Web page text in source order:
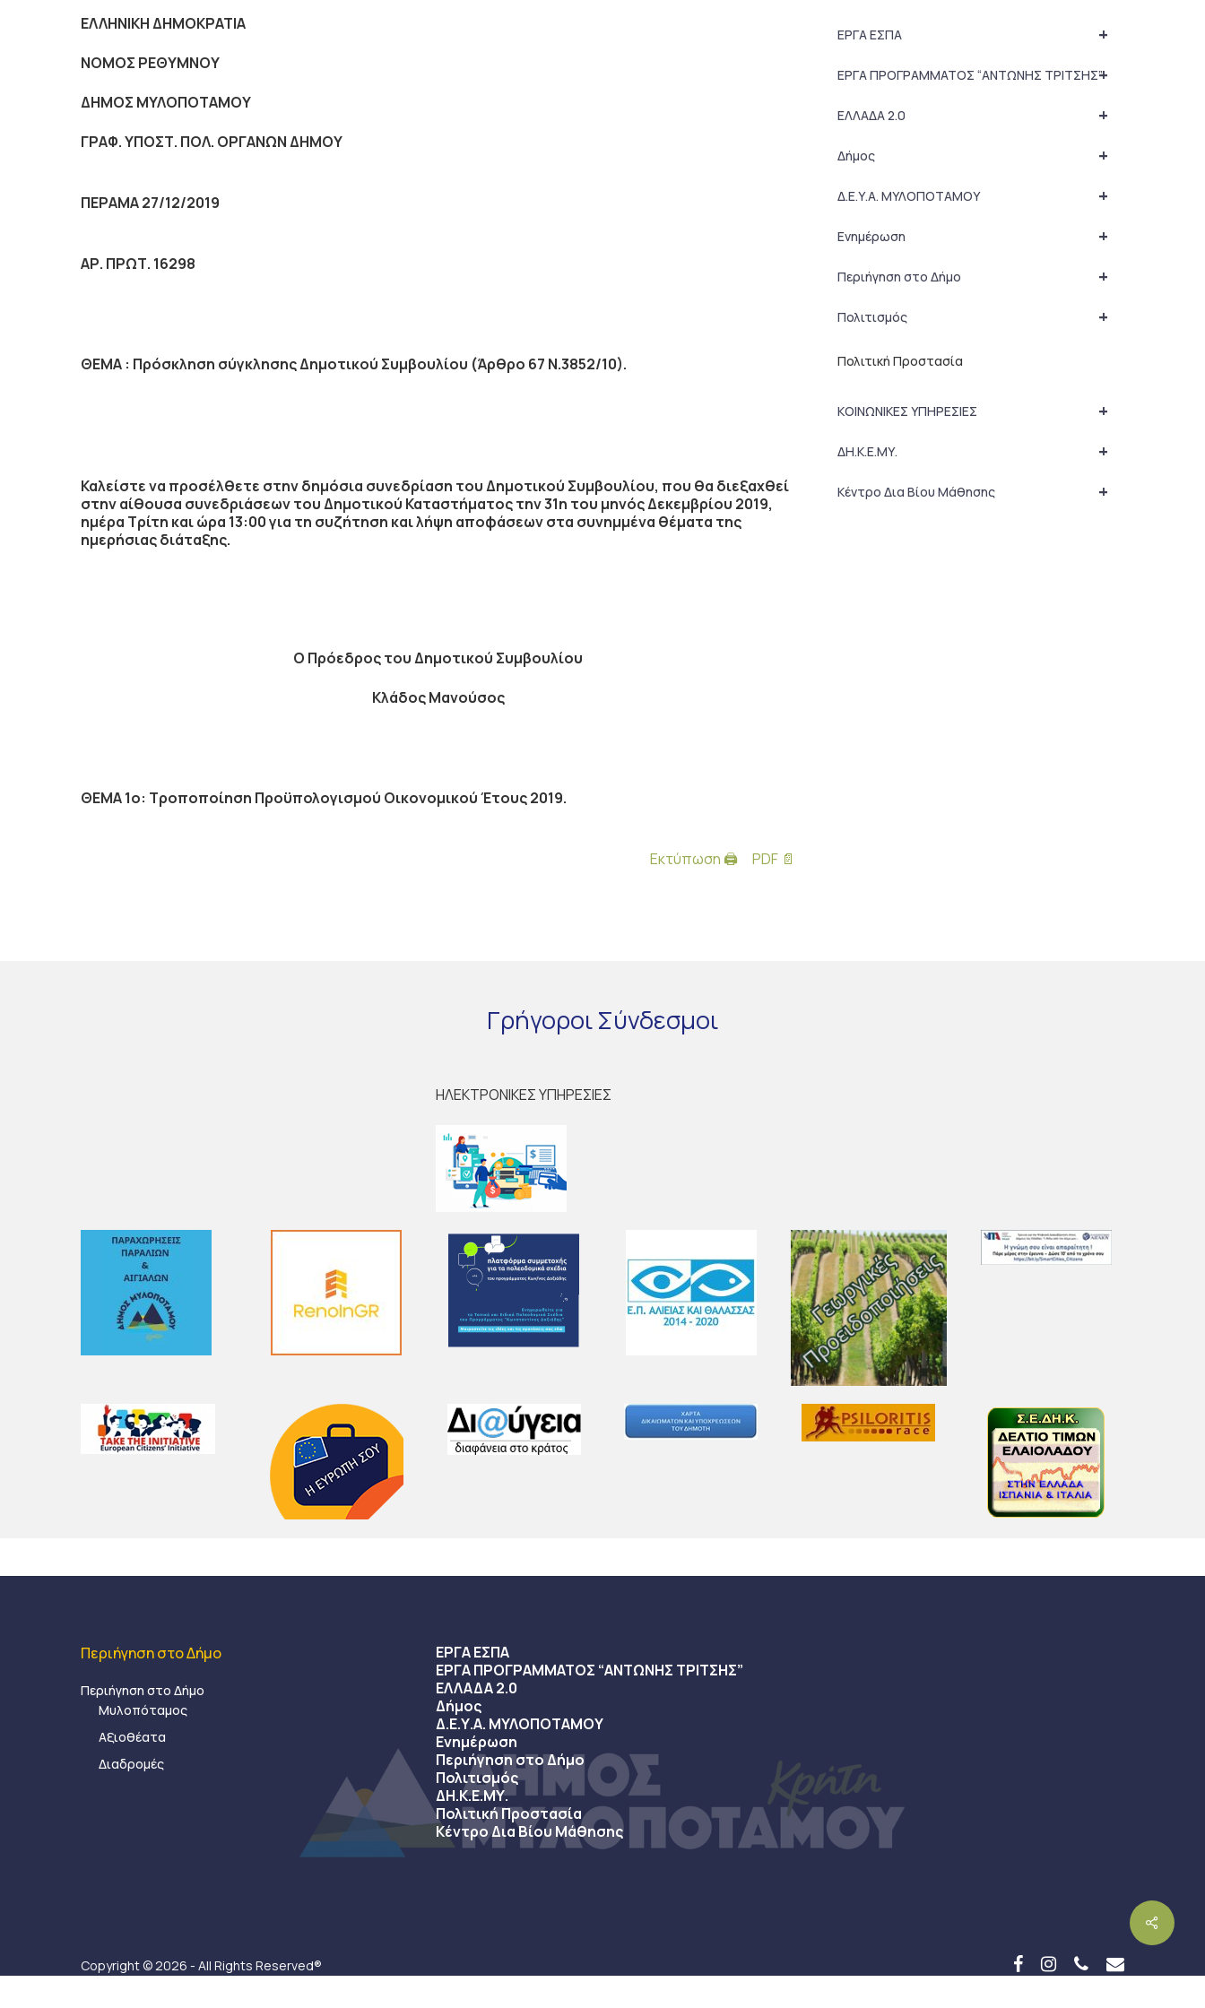
ΕΛΛΗΝΙΚΗ ΔΗΜΟΚΡΑΤΙΑ
NOMOΣ ΡΕΘΥΜΝΟΥ
ΔΗΜΟΣ ΜΥΛΟΠΟΤΑΜΟΥ
ΓΡΑΦ. ΥΠΟΣΤ. ΠΟΛ. ΟΡΓΑΝΩΝ ΔΗΜΟΥ
ΠΕΡΑΜΑ 27/12/2019
ΑΡ. ΠΡΩΤ. 16298
ΘΕΜΑ : Πρόσκληση σύγκλησης Δημοτικού Συμβουλίου (Άρθρο 67 Ν.3852/10).
Καλείστε να προσέλθετε στην δημόσια συνεδρίαση του Δημοτικού Συμβουλίου, που θα διεξαχθεί
στην αίθουσα συνεδριάσεων του Δημοτικού Καταστήματος την31η του μηνόςΔεκεμβρίου 2019,
ημέρα Τρίτη και ώρα 13:00για τη συζήτηση και λήψη αποφάσεων στα συνημμένα θέματα της
ημερήσιας διάταξης.
Ο Πρόεδρος του Δημοτικού Συμβουλίου
Κλάδος Μανούσος
ΘΕΜΑ 1ο: Τροποποίηση Προϋπολογισμού Οικονομικού Έτους 2019.
Εκτύπωση 🖨 PDF 📄
+
ΕΡΓΑ ΕΣΠΑ
+
ΕΡΓΑ ΠΡΟΓΡΑΜΜΑΤΟΣ “ΑΝΤΩΝΗΣ ΤΡΙΤΣΗΣ”
+
ΕΛΛΑΔΑ 2.0
+
Δήμος
+
Δ.Ε.Υ.Α. ΜΥΛΟΠΟΤΑΜΟΥ
+
Ενημέρωση
+
Περιήγηση στο Δήμο
+
Πολιτισμός
Πολιτική Προστασία
+
ΚΟΙΝΩΝΙΚΕΣ ΥΠΗΡΕΣΙΕΣ
+
ΔΗ.Κ.Ε.ΜΥ.
+
Κέντρο Δια Βίου Μάθησης
ΓρήγοροιΣύνδεσμοι
ΗΛΕΚΤΡΟΝΙΚΕΣ ΥΠΗΡΕΣΙΕΣ
Περιήγηση στο Δήμο
Περιήγηση στο Δήμο
Μυλοπόταμος
Αξιοθέατα
Διαδρομές
ΕΡΓΑ ΕΣΠΑ
ΕΡΓΑ ΠΡΟΓΡΑΜΜΑΤΟΣ “ΑΝΤΩΝΗΣ ΤΡΙΤΣΗΣ”
ΕΛΛΑΔΑ 2.0
Δήμος
Δ.Ε.Υ.Α. ΜΥΛΟΠΟΤΑΜΟΥ
Ενημέρωση
Περιήγηση στο Δήμο
Πολιτισμός
ΔΗ.Κ.Ε.ΜΥ.
Πολιτική Προστασία
Κέντρο Δια Βίου Μάθησης
Copyright © 2026 - All Rights Reserved®
facebookinstagramphoneemail